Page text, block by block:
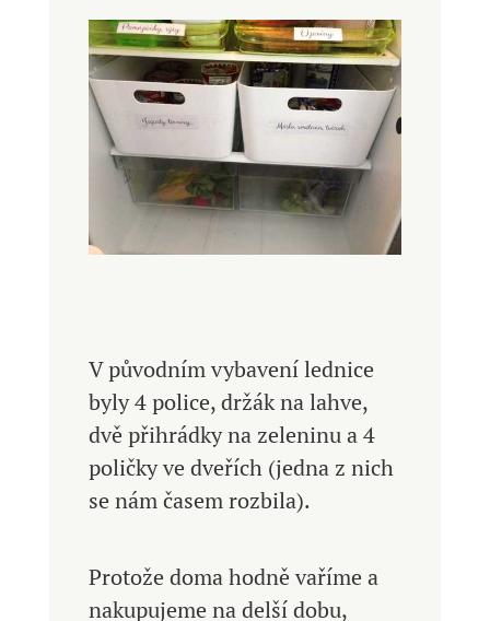
V původním vybavení lednice
byly 4 police, držák na lahve,
dvě přihrádky na zeleninu a 4
poličky ve dveřích (jedna z nich
se nám časem rozbila).
Protože doma hodně vaříme a
nakupujeme na delší dobu,